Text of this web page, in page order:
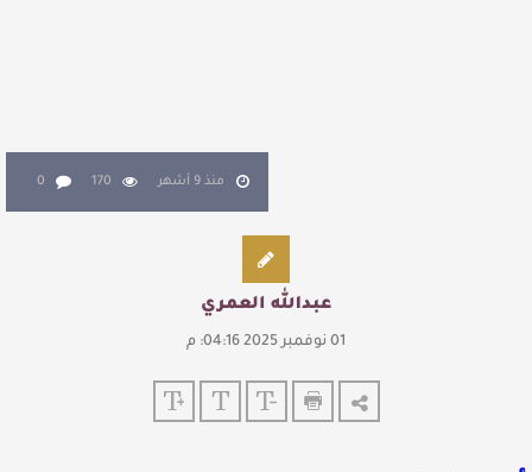
منذ 9 أشهر 170
0
عبدالله العمري
01 نوفمبر 2025 04:16: م